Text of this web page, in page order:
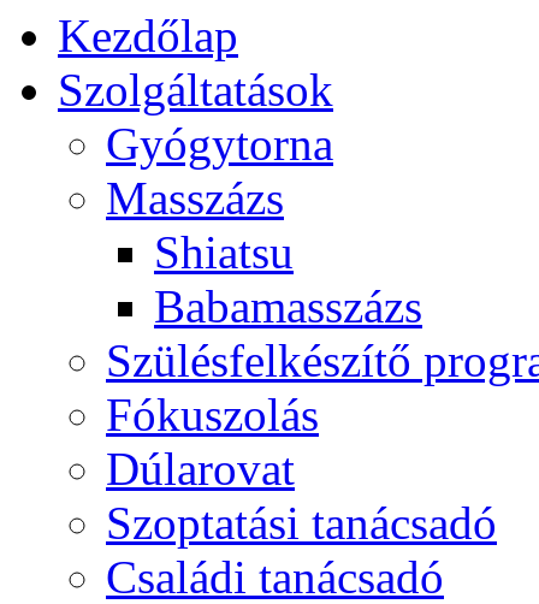
Kezdőlap
Szolgáltatások
Gyógytorna
Masszázs
Shiatsu
Babamasszázs
Szülésfelkészítő
Fókuszolás
Dúlarovat
Szoptatási tanácsadó
Családi tanácsadó